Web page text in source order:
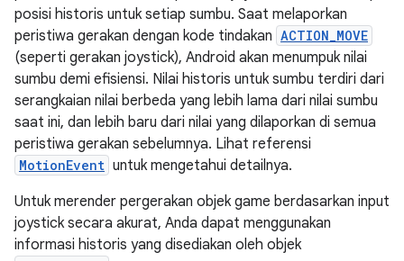
posisi historis untuk setiap sumbu. Saat melaporkan
peristiwa gerakan dengan kode tindakan ACTION_MOVE
(seperti gerakan joystick), Android akan menumpuk nilai
sumbu demi efisiensi. Nilai historis untuk sumbu terdiri dari
serangkaian nilai berbeda yang lebih lama dari nilai sumbu
saat ini, dan lebih baru dari nilai yang dilaporkan di semua
peristiwa gerakan sebelumnya. Lihat referensi
MotionEvent untuk mengetahui detailnya.
Untuk merender pergerakan objek game berdasarkan input
joystick secara akurat, Anda dapat menggunakan
informasi historis yang disediakan oleh objek